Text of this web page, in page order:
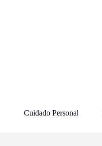
Cuidado Personal